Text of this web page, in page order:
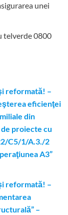
unei
telverde 0800
reformată! –
eficienţei
din
proiecte cu
C5/1/A.3./2
A3”
reformată! –
–